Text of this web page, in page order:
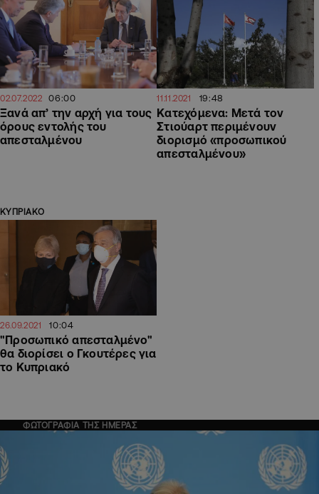
02.07.2022 06:00
Ξανά απ’ την αρχή για τους
όρους εντολής του
απεσταλμένου
11.11.2021 19:48
Κατεχόμενα: Μετά τον
Στιούαρτ περιμένουν
διορισμό «προσωπικού
απεσταλμένου»
ΚΥΠΡΙΑΚΟ
26.09.2021 10:04
"Προσωπικό απεσταλμένο"
θα διορίσει ο Γκουτέρες για
το Κυπριακό
ΦΩΤΟΓΡΑΦΙΑ ΤΗΣ ΗΜΕΡΑΣ